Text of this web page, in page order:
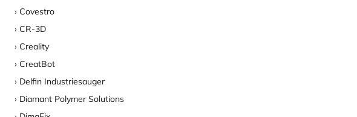
Covestro
CR-3D
Creality
CreatBot
Delfin Industriesauger
Diamant Polymer Solutions